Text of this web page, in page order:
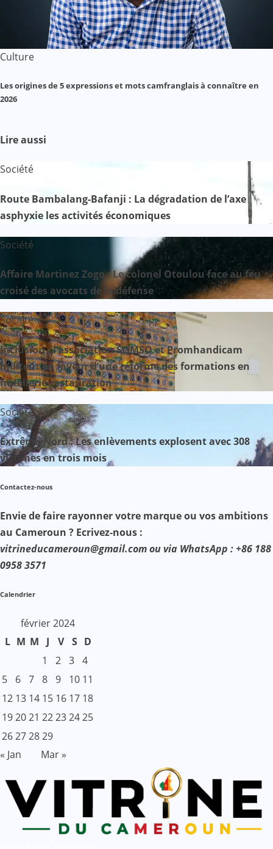
Culture
Les origines de 5 expressions et mots camfranglais à connaître en
2026
Lire aussi
Société
Route Bambalang-Bafanji : La dégradation de l’axe
asphyxie les activités économiques
Société
Affaire Martinez Zogo : Le colonel Otoulou face au feu
croisé des avocats de la défense
Société
Inclusion : l’association SOMSO et Promhandicam
militent en faveur d’une réforme des formations en
hôtellerie-restauration
Société
Extrême-Nord : Les enlèvements explosent avec 308
victimes en trois mois
Contactez-nous
Envie de faire rayonner votre marque ou vos ambitions
au Cameroun ? Ecrivez-nous :
vitrineducameroun@gmail.com ou via WhatsApp : +86 188
0958 3571
Calendrier
février 2024
L M M J V S D
1
2 3 4
5
6 7 8 9 10 11
12 13 14 15 16 17 18
192021 22232425
26272829
« Jan
Mar »